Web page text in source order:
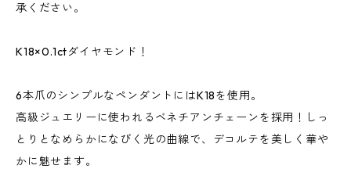
承ください。
K18×0.1ctダイヤモンド！
6本爪のシンプルなペンダントにはK18を使用。
高級ジュエリーに使われるベネチアンチェーンを採用！しっ
とりとなめらかになびく光の曲線で、デコルテを美しく華や
かに魅せます。